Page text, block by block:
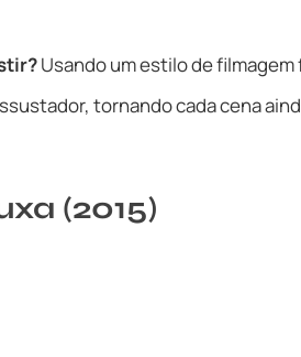
Usando um estilo de
tornando cada cena
(2015)